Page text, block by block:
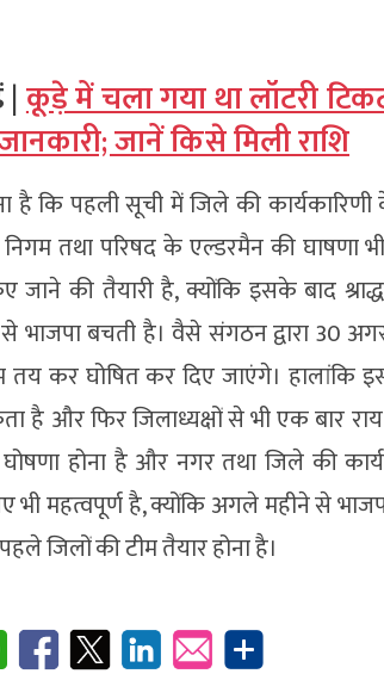
|कूड़े में चला गया था लॉटरी
जानें किसे मिली राशि
है कि पहली सूची में जिले की
तथा परिषद के एल्डरमैन की घाषणा
जाने की तैयारी है, क्योंकि इसके बाद
भाजपा बचती है। वैसे संगठन द्वारा 30
तय कर घोषित कर दिए जाएंगे। हालांकि
है और फिर जिलाध्यक्षों से भी एक बार
होना है और नगर तथा जिले की
भी महत्वपूर्ण है, क्योंकि अगले महीने से
जिलों की टीम तैयार होना है।